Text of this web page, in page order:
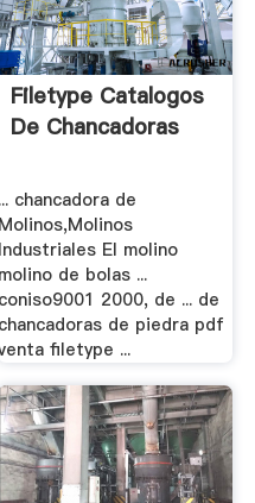
Filetype Catalogos
De Chancadoras
... chancadora de
Molinos,Molinos
Industriales El molino
molino de bolas ...
coniso9001 2000, de ... de
chancadoras de piedra pdf
filetype ...